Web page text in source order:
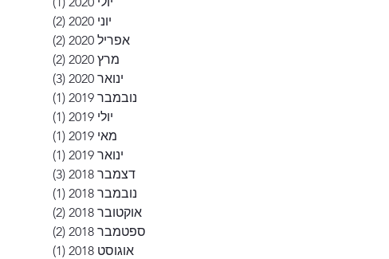
יוני 2020
(2)
אפריל 2020
(2)
מרץ 2020
(2)
ינואר 2020
(3)
נובמבר 2019
(1)
יולי 2019
(1)
מאי 2019
(1)
ינואר 2019
(1)
דצמבר 2018
(3)
נובמבר 2018
(1)
אוקטובר 2018
(2)
ספטמבר 2018
(2)
אוגוסט 2018
(1)